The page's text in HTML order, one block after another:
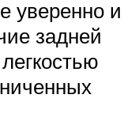
уверенно и
задней